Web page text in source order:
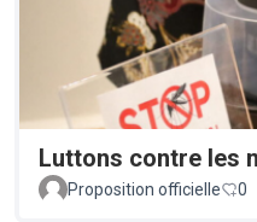
Luttons contre les
Proposition officielle
0